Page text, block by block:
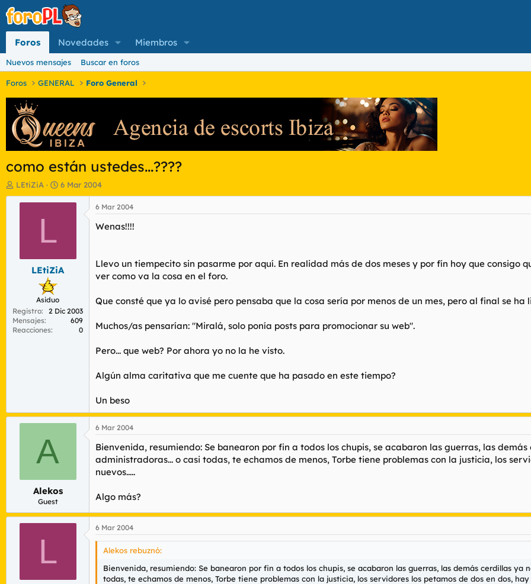
Foros Novedades Miembros
Nuevos mensajes Buscar en foros
Foros GENERAL Foro General
como están ustedes...????
I
n
o
t
e
m
LEtiZiA
F
e
c
i
n
o
6 Mar 2004
L
LEtiZiA
Asiduo
Registro
2 Dic 2003
Mensajes
609
Reacciones
0
6 Mar 2004
Wenas!!!!
Llevo un tiempecito sin pasarme por aquí. En realidad más de dos meses y por fín hoy que consigo
ver como va la cosa en el foro.
Que consté que ya lo avisé pero pensaba que la cosa sería por menos de un mes, pero al final se ha
Muchos/as pensarían: "Miralá, solo ponía posts para promocionar su web".
Pero... que web? Por ahora yo no la he visto.
Algún alma caritativa que me cuente que ha pasado en este tiempo?
Un beso
A
Alekos
Guest
6 Mar 2004
Bienvenida, resumiendo: Se banearon por fin a todos los chupis, se acabaron las guerras, las
administradoras... o casi todas, te echamos de menos, Torbe tiene problemas con la justicia, los
nuevos.....
Algo más?
L
6 Mar 2004
Alekos rebuznó:
Bienvenida, resumiendo: Se banearon por fin a todos los chupis, se acabaron las guerras, las demás cerdillas
todas, te echamos de menos, Torbe tiene problemas con la justicia, los servidores los petamos de dos en dos, hay